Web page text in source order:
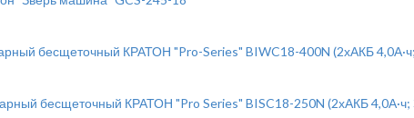
бесщеточный КРАТОН "Pro-Series" BIWC18-400N (2хАКБ
бесщеточный КРАТОН "Pro Series" BISC18-250N (2хАКБ 4,0А·ч;